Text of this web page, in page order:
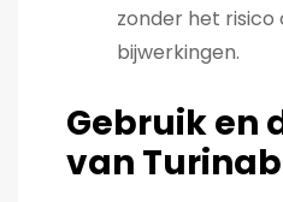
zonder het risico
bijwerkingen.
Gebruik en
van